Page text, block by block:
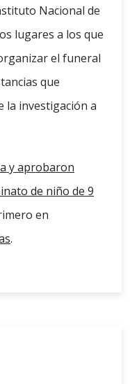
Nacional de
lugares a los que
el funeral
que
la investigación a
y aprobaron
de niño de 9
en
.